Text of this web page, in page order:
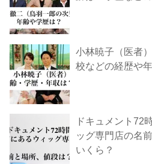
小林暁子（医者
校などの経歴や
ドキュメント72
ッグ専門店の名
いくら？